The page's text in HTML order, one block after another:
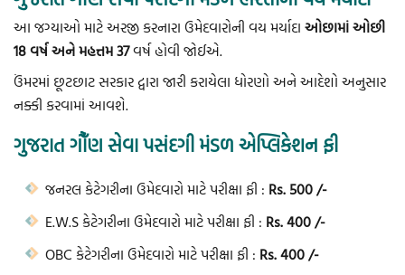
આ જગ્યાઓ માટે અરજી કરનારા ઉમેદવારોની વય મર્યાદા ઓછામાં ઓછી
18 વર્ષ અને મહત્તમ 37વર્ષ હોવી જોઈએ.
ઉંમરમાં છૂટછાટ સરકાર દ્વારા જારી કરાયેલા ધોરણો અને આદેશો અનુસાર
નક્કી કરવામાં આવશે.
ગુજરાત ગૌઁણ સેવા પસંદગી મંડળ એપ્લિકેશન ફી
જનરલ કેટેગરીના ઉમેદવારો માટે પરીક્ષા ફી : Rs. 500 /-
E.W.S કેટેગરીના ઉમેદવારો માટે પરીક્ષા ફી : Rs. 400 /-
OBC કેટેગરીના ઉમેદવારો માટે પરીક્ષા ફી : Rs. 400 /-